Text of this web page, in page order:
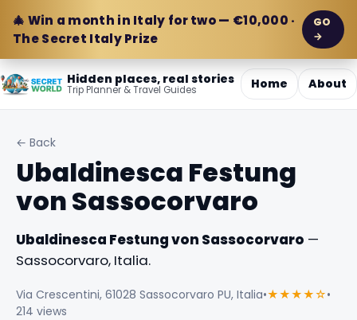
🎄 Win a month in Italy for two — €10,000 ·
The Secret Italy Prize
GO
→
Hidden places, real stories
Trip Planner & Travel Guides Home About
← Back
Ubaldinesca Festung
von Sassocorvaro
Ubaldinesca Festung von Sassocorvaro —
Sassocorvaro, Italia.
Via Crescentini, 61028 Sassocorvaro PU, Italia•★★★★☆•
214 views